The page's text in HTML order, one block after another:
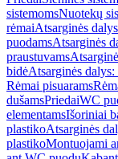
sistemomsNuotekų
rėmaiAtsarginės
puodamsAtsarginės
praustuvams
bidėAtsarginės
Rėmai pisuarams
dušamsPriedaiWC
elementamsIšoriniai
plastikoAtsarginės
plastikoMontuojami